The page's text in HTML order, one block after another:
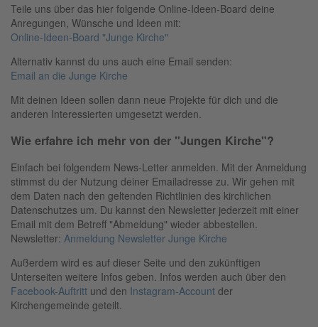
Teile uns über das hier folgende Online-Ideen-Board deine
Anregungen, Wünsche und Ideen mit:
Online-Ideen-Board "Junge Kirche"
Alternativ kannst du uns auch eine Email senden:
Email an die Junge Kirche
Mit deinen Ideen sollen dann neue Projekte für dich und die
anderen Interessierten umgesetzt werden.
Wie erfahre ich mehr von der "Jungen Kirche"?
Einfach bei folgendem News-Letter anmelden. Mit der Anmeldung
stimmst du der Nutzung deiner Emailadresse zu. Wir gehen mit
dem Daten nach den geltenden Richtlinien des kirchlichen
Datenschutzes um. Du kannst den Newsletter jederzeit mit einer
Email mit dem Betreff "Abmeldung" wieder abbestellen.
Newsletter: Anmeldung Newsletter Junge Kirche
Außerdem wird es auf dieser Seite und den zukünftigen
Unterseiten weitere Infos geben. Infos werden auch über den
Facebook-Auftritt und den Instagram-Account der
Kirchengemeinde geteilt.